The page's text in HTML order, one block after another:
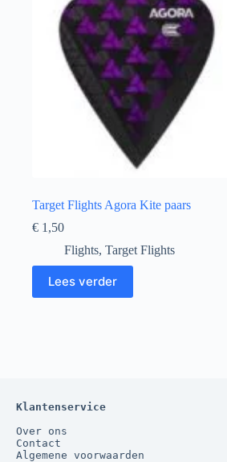
Target Flights Agora Kite paars
€ 1,50
Flights, Target Flights
Lees verder
Klantenservice
Over ons
Contact
Algemene voorwaarden